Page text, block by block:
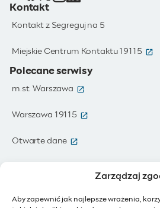
Zarządzaj
Aby zapewnić jak najlepsze wrażenia,
Kontakt
Kontakt z Segreguj na 5
Miejskie Centrum Kontaktu 19115
Polecane serwisy
m.st. Warszawa (otwiera się w
Warszawa 19115 (otwiera się w
Otwarte dane